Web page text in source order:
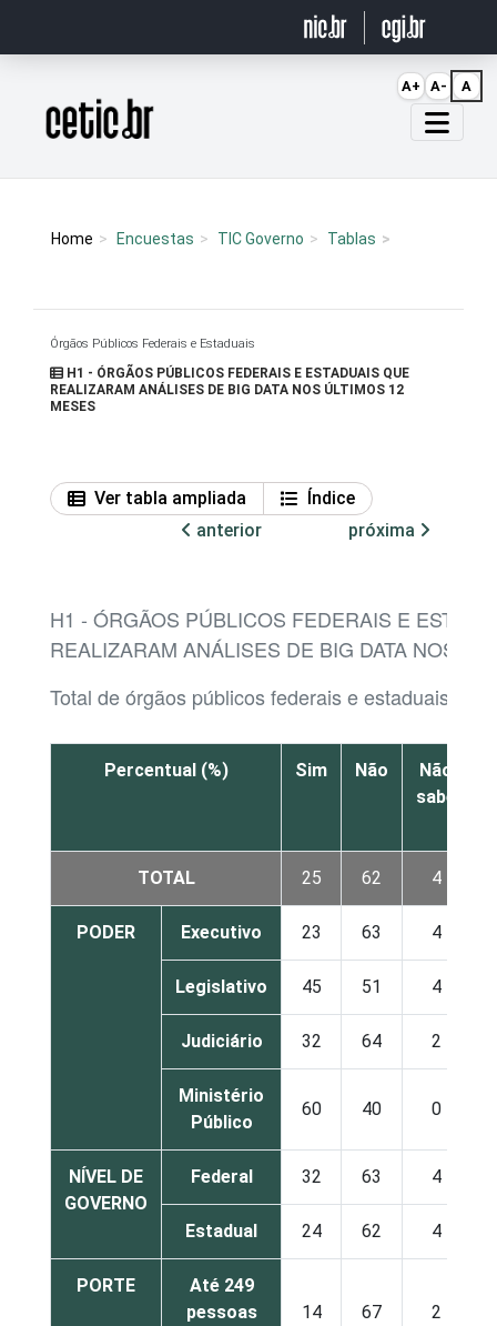
Página inicial
Home Encuestas TIC Governo Tablas
Órgãos Públicos Federais e Estaduais
H1 - ÓRGÃOS PÚBLICOS FEDERAIS E ESTADUAIS QUE
REALIZARAM ANÁLISES DE BIG DATA NOS ÚLTIMOS 12
MESES
Ver tabla ampliada
Índice
anterior
próxima
H1 - ÓRGÃOS PÚBLICOS FEDERAIS E
REALIZARAM ANÁLISES DE BIG DATA NOS
Total de órgãos públicos federais e estaduais
Percentual (%) Sim Não
Não
sabe
TOTAL 25 62 4
PODER Executivo 23 63 4
Legislativo 45 51 4
Judiciário 32 64 2
Ministério
Público
60 40 0
NÍVEL DE
GOVERNO
Federal 32 63 4
Estadual 24 62 4
PORTE
Até 249
pessoas
14 67 2
A+ A- A